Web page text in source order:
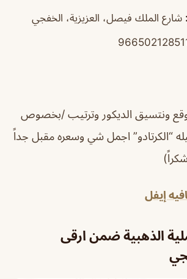
شارع الملك فيصل، العزيزية، الخفجي
ونتسيق الديكور وترتيب /بخصوص
“الكرتادو” اجمل شي وسعره مقبل جداً
إيفل
الذهبية ضمن ارقى